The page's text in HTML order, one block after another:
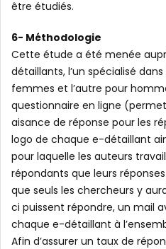
être étudiés.
6- Méthodologie
Cette étude a été menée
détaillants, l’un spécialisé
femmes et l’autre pour
questionnaire en ligne
aisance de réponse pour les
logo de chaque e-détaillant
pour laquelle les auteurs
répondants que leurs
que seuls les chercheurs y
ci puissent répondre, un mail
chaque e-détaillant à
Afin d’assurer un taux de